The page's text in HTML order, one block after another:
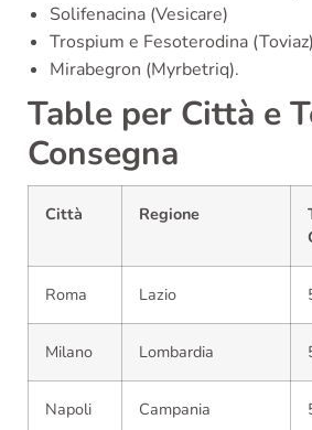
Solifenacina (Vesicare)
Trospium e Fesoterodina (Toviaz)
Mirabegron (Myrbetriq).
Table per Città e
Consegna
Città Regione
Roma Lazio
Milano Lombardia
Napoli Campania